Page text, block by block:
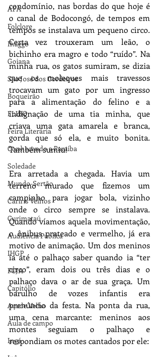
APA
Folclore
Ihaggo
Goiana
São José dos Cordeiros
Boqueirão
FLIBO
Feira Literária
Conhecendo a Paraíba
Soledade
Mundo-Sertão
Cariris Velhos
Curimataú
Audiência Pública
IHGP
FCJA
Capitólio
Açude Velho
Aula de campo
Ingá
condomínio, nas bordas do que hoje é
o canal de Bodocongó, de tempos em
tempos se instalava um pequeno circo.
Certa vez trouxeram um leão, o
bichinho era magro e todo “ruído”. Na
minha rua, os gatos sumiram, se dizia
que os moleques mais travessos
trocavam um gato por um ingresso
para a alimentação do felino e a
indignação de uma tia minha, que
criava uma gata amarela e branca,
gorda que só ela, e muito bonita.
Também sumiu!
Era arretada a chegada. Havia um
terreno murado que fizemos um
campinho para jogar bola, vizinho
onde o circo sempre se instalava.
Quando víamos aquela movimentação,
o ônibus prateado e vermelho, já era
motivo de animação. Um dos meninos
ia até o palhaço saber quando ia “ter
circo”, eram dois ou três dias e o
palhaço dava o ar de sua graça. Um
barulho de vozes infantis era
prenúncio da festa. Na ponta da rua,
uma cena marcante: meninos aos
montes seguiam o palhaço e